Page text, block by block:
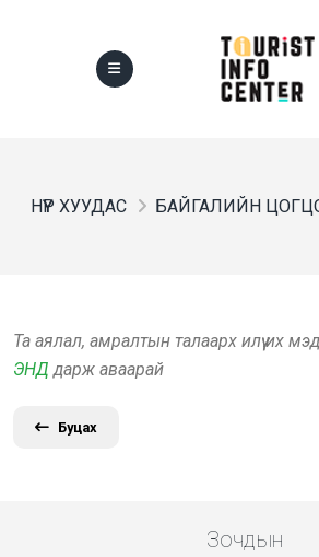
НҮҮР ХУУДАС БАЙГАЛИЙН
Та аялал, амралтын талаарх илүү их
ЭНД дарж аваарай
Буцах
Зочдын